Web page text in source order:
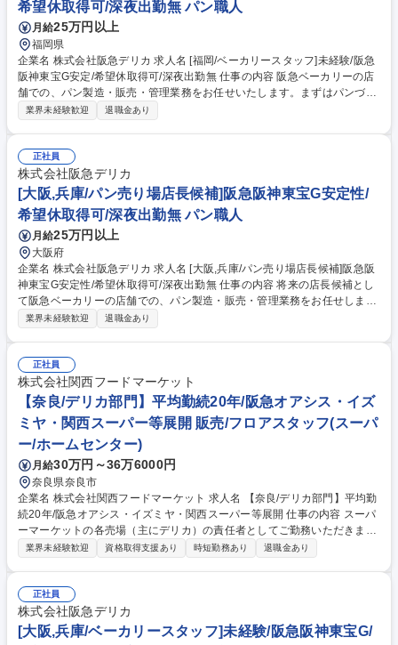
希望休取得可/深夜出勤無 パン職人
月給25万円以上
福岡県
企業名 株式会社阪急デリカ 求人名 [福岡/ベーカリースタッフ]未経験/阪急
阪神東宝G安定/希望休取得可/深夜出勤無 仕事の内容 阪急ベーカリーの店
舗での、パン製造・販売・管理業務をお任せいたします。まずはパンづく
りや接客等、基本業務の経験を経て将来的にはマネジメント業務などの店
計画/発注業務/売上管理/アルバイト育成など ～店舗内で成型・焼成・仕上
げを行うため、おいしいパンが作れるかはスタッフの腕の見せどころで
す！～ 【キャリアパス】一人で店舗をまわせるようになれば、最短で半年
で店長になった方もいらっしゃいます。 募集職種 [福岡/ベーカリースタッ
フ]未経験/阪急阪神東宝G安定/希望休取得可/深夜出勤無
業界未経験歓迎 退職金あり
正社員
株式会社阪急デリカ
[大阪,兵庫/パン売り場店長候補]阪急阪神東宝G安定性/
希望休取得可/深夜出勤無 パン職人
月給25万円以上
大阪府
企業名 株式会社阪急デリカ 求人名 [大阪,兵庫/パン売り場店長候補]阪急阪
神東宝G安定性/希望休取得可/深夜出勤無 仕事の内容 将来の店長候補とし
て阪急ベーカリーの店舗での、パン製造・販売・管理業務をお任せしま
す。まずはパンづくりや接客など、基本業務の経験を経てマネジメント業
づくり/製造計画/発注業務/売上管理/アルバイト育成など ～店舗内で成型・
焼成・仕上げを行うため、おいしいパンが作れるかはスタッフの腕の見せ
どころです！～ 【キャリアパス】一人で店舗をまわせるようになれば、最
短で半年で店長になった方もいらっしゃいます。 募集職種 [大阪,兵庫/パン
売り場店長候補]阪急阪神東宝G安定性/希望休取得可/深夜出勤無
業界未経験歓迎 退職金あり
正社員
株式会社関西フードマーケット
【奈良/デリカ部門】平均勤続20年/阪急オアシス・イズ
ミヤ・関西スーパー等展開 販売/フロアスタッフ(スーパ
ー/ホームセンター)
月給30万円～36万6000円
奈良県奈良市
企業名 株式会社関西フードマーケット 求人名 【奈良/デリカ部門】平均勤
続20年/阪急オアシス・イズミヤ・関西スーパー等展開 仕事の内容 スーパ
ーマーケットの各売場（主にデリカ）の責任者としてご勤務いただきま
す。将来的には適性を考慮の上、様々な部署にて、ご活躍頂けるキャリア
舗売上予算 及び 利益予算達成のために、・販売計画、運営計画の立案 ・
計画に基づく日々の売場マネジメント ・数値面、取り組みに対する振り返
り ・部門メンバーのシフト管理、労務管理 といった業務を担当部門内で
実践していただきます。 募集職種 【奈良/デリカ部門】平均勤続20年/阪急
業界未経験歓迎 資格取得支援あり 時短勤務あり 退職金あり
正社員
株式会社阪急デリカ
[大阪,兵庫/ベーカリースタッフ]未経験/阪急阪神東宝G/